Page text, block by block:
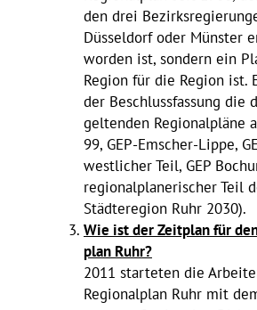
den drei
Düssel­dorf oder Münster
worden ist, sondern ein
Region für die Region ist.
der Beschluss­fas­sung die
geltenden Regio­nal­pläne
99, GEP-Emscher-Lippe,
west­li­cher Teil, GEP
regio­nal­pla­ne­ri­scher Teil
Städ­te­re­gion Ruhr 2030).
Wie ist der Zeit­plan für
plan Ruhr?
2011 star­teten die
Regio­nal­plan Ruhr mit